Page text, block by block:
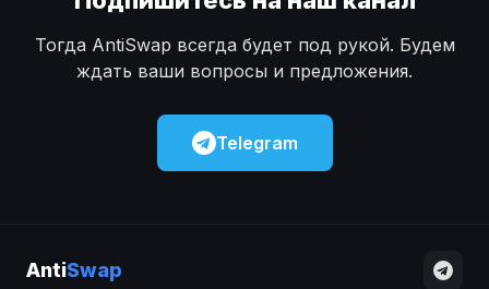
Тогда AntiSwap всегда будет под рукой. Будем
ждать ваши вопросы и предложения.
Telegram
AntiSwap